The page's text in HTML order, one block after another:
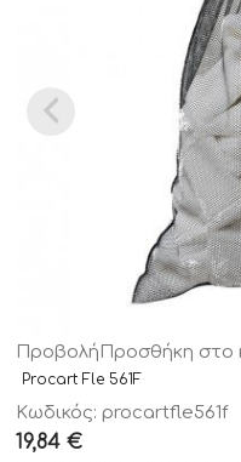
Προβολή Προσθήκη στο
Procart Fle 561F
Κωδικός: procartfle561f
19,84 €